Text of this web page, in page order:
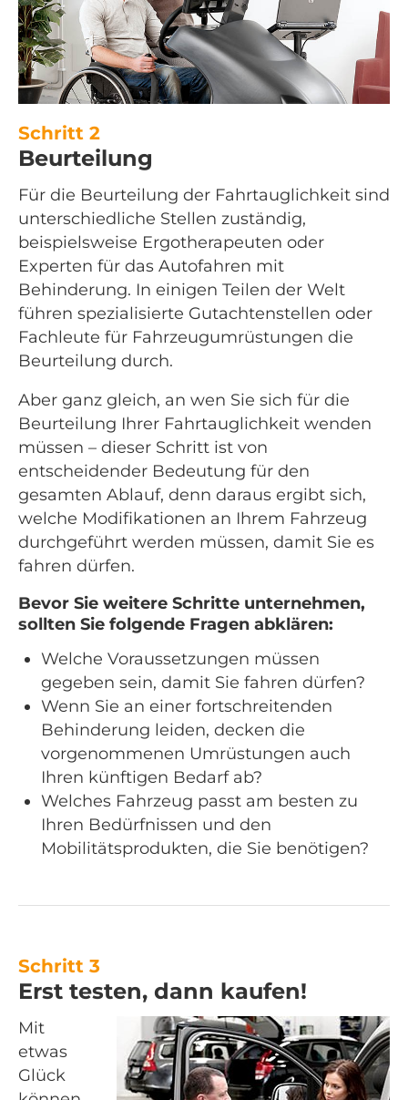
Schritt 2
Beurteilung
Für die Beurteilung der Fahrtauglichkeit sind
unterschiedliche Stellen zuständig,
beispielsweise Ergotherapeuten oder
Experten für das Autofahren mit
Behinderung. In einigen Teilen der Welt
führen spezialisierte Gutachtenstellen oder
Fachleute für Fahrzeugumrüstungen die
Beurteilung durch.
Aber ganz gleich, an wen Sie sich für die
Beurteilung Ihrer Fahrtauglichkeit wenden
müssen – dieser Schritt ist von
entscheidender Bedeutung für den
gesamten Ablauf, denn daraus ergibt sich,
welche Modifikationen an Ihrem Fahrzeug
durchgeführt werden müssen, damit Sie es
fahren dürfen.
Bevor Sie weitere Schritte unternehmen,
sollten Sie folgende Fragen abklären:
Welche Voraussetzungen müssen
gegeben sein, damit Sie fahren dürfen?
Wenn Sie an einer fortschreitenden
Behinderung leiden, decken die
vorgenommenen Umrüstungen auch
Ihren künftigen Bedarf ab?
Welches Fahrzeug passt am besten zu
Ihren Bedürfnissen und den
Mobilitätsprodukten, die Sie benötigen?
Schritt 3
Erst testen, dann kaufen!
Mit
etwas
Glück